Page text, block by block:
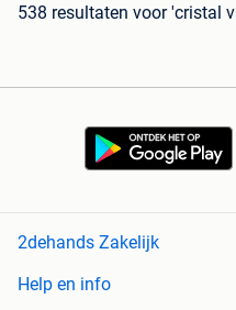
538 resultaten voor 'cristal
2dehands Zakelijk
Help en info